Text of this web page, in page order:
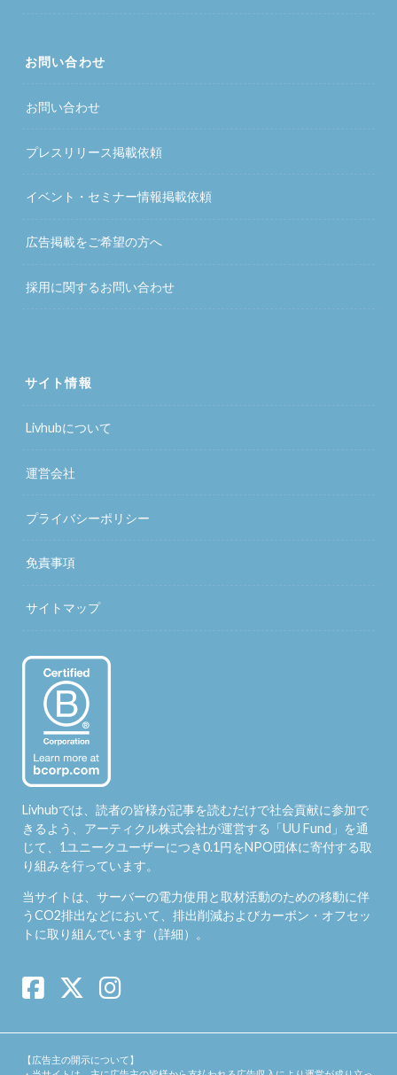
お問い合わせ
お問い合わせ
プレスリリース掲載依頼
イベント・セミナー情報掲載依頼
広告掲載をご希望の方へ
採用に関するお問い合わせ
サイト情報
Livhubについて
運営会社
プライバシーポリシー
免責事項
サイトマップ
Livhubでは、読者の皆様が記事を読むだけで社会貢献に参加で
きるよう、アーティクル株式会社が運営する「UU Fund 」を通
じて、1ユニークユーザーにつき0.1円をNPO団体に寄付する取
り組みを行っています。
当サイトは、サーバーの電力使用と取材活動のための移動に伴
うCO2排出などにおいて、排出削減およびカーボン・オフセッ
トに取り組んでいます（詳細）。
【広告主の開示について】